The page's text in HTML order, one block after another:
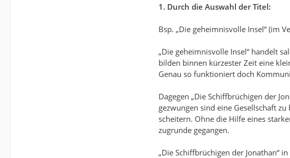
1. Durch die Auswahl der Titel:
Bsp. „Die geheimnisvolle Insel“ (im
„Die geheimnisvolle Insel“ handelt
bilden binnen kürzester Zeit eine
Genau so funktioniert doch
Dagegen „Die Schiffbrüchigen der
gezwungen sind eine Gesellschaft
scheitern. Ohne die Hilfe eines
zugrunde gegangen.
„Die Schiffbrüchigen der Jonathan“